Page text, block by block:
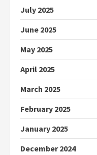
July 2025
June 2025
May 2025
April 2025
March 2025
February 2025
January 2025
December 2024